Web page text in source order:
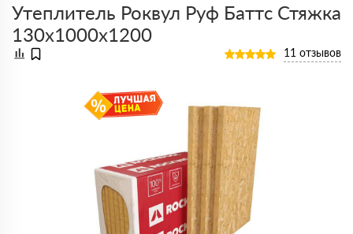
Утеплитель Роквул Руф Баттс Стяжка
130х1000х1200
11 отзывов